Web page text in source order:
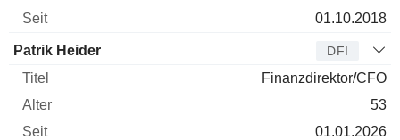
01.10.2018
Patrik Heider DFI
Finanzdirektor/CFO
53
01.01.2026